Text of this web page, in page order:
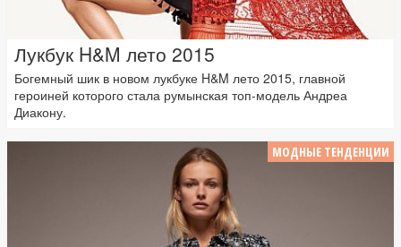
Лукбук H&M лето 2015
Богемный шик в новом лукбуке H&M лето 2015, главной
героиней которого стала румынская топ-модель Андреа
Диакону.
МОДНЫЕ ТЕНДЕНЦИИ